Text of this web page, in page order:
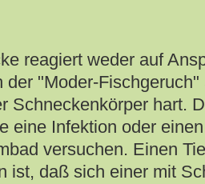
reagiert weder auf
der "Moder-
Schneckenkörper hart.
eine Infektion oder
versuchen. Einen
ist, daß sich einer mit